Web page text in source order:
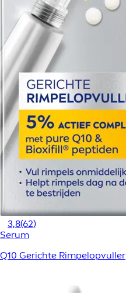
3,8(62)
Serum
Q10 Gerichte Rimpelopvuller